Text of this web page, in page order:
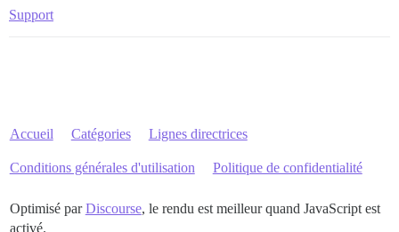
Support
Accueil Catégories Lignes directrices
Conditions générales d'utilisation Politique de confidentialité
Optimisé parDiscourse, le rendu est meilleur quand JavaScript est
activé.